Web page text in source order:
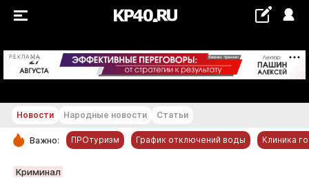
РЕКЛАМА +29...+30 °С
РУБРИКИ
Новости Народные новости Статьи
Важно: ПРОтуризм График отключений воды Клиника
Криминал